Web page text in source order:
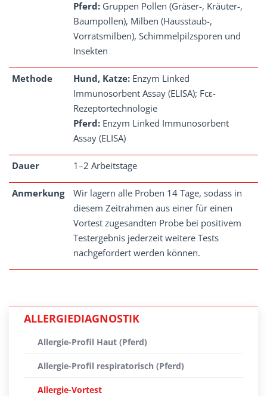
Pferd: Gruppen Pollen (Gräser-, Kräuter-,
Baumpollen), Milben (Hausstaub-,
Vorratsmilben), Schimmelpilzsporen und
Insekten
Methode Hund, Katze: Enzym Linked
Immunosorbent Assay (ELISA); Fcε-
Rezeptortechnologie
Pferd: Enzym Linked Immunosorbent
Assay (ELISA)
Dauer 1–2 Arbeitstage
Anmerkung
Wir lagern alle Proben 14 Tage, sodass in
diesem Zeitrahmen aus einer für einen
Vortest zugesandten Probe bei positivem
Testergebnis jederzeit weitere Tests
nachgefordert werden können.
ALLERGIEDIAGNOSTIK
Allergie-Profil Haut (Pferd)
Allergie-Profil respiratorisch (Pferd)
Allergie-Vortest